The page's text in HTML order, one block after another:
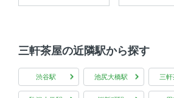
三軒茶屋の近隣駅から探す
渋谷駅 池尻大橋駅 三軒